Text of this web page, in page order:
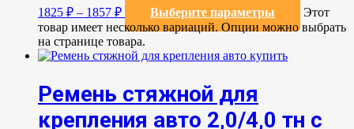
1825 ₽ – 1857 ₽ Выберите параметры
Этот
товар имеет несколько вариаций. Опции можно выбрать
на странице товара.
Ремень стяжной для
крепления авто 2,0/4,0 тн с